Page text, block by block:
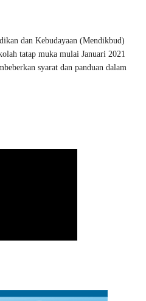
dan Kebudayaan (Mendikbud)
tatap muka mulai Januari 2021
syarat dan panduan dalam